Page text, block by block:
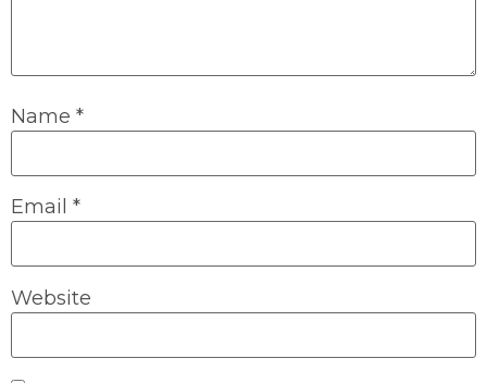
Name *
Email *
Website